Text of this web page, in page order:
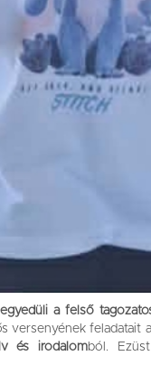
egyedüli a felső
versenyének feladatait
és irodalomból.